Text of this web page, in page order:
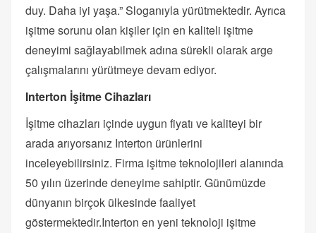
duy. Daha iyi yaşa.” Sloganıyla yürütmektedir. Ayrıca
işitme sorunu olan kişiler için en kaliteli işitme
deneyimi sağlayabilmek adına sürekli olarak arge
çalışmalarını yürütmeye devam ediyor.
Interton İşitme Cihazları
İşitme cihazları içinde uygun fiyatı ve kaliteyi bir
arada arıyorsanız Interton ürünlerini
inceleyebilirsiniz. Firma işitme teknolojileri alanında
50 yılın üzerinde deneyime sahiptir. Günümüzde
dünyanın birçok ülkesinde faaliyet
göstermektedir.Interton en yeni teknoloji işitme